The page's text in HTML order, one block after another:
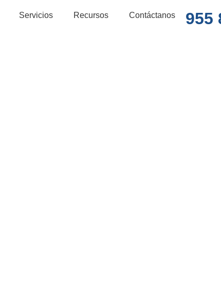
Servicios Recursos Contáctanos 955